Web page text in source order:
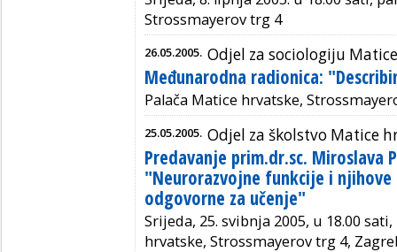
Strossmayerov trg 4
26.05.2005. Odjel za sociologiju
Međunarodna radionica:
Palača Matice hrvatske,
25.05.2005. Odjel za školstvo Matice
Predavanje prim.dr.sc. Miroslava
"Neurorazvojne funkcije i
odgovorne za učenje"
Srijeda, 25. svibnja 2005, u 18.00
hrvatske, Strossmayerov trg 4,